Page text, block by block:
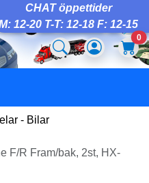
CHAT öppettider
12-20 T-T: 12-18 F: 12-15
0
- Bilar
F/R Fram/bak, 2st, HX-